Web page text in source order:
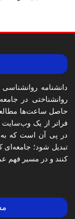
دانشنامه
روانشناختی در
حاصل ساعت‌ها
فراتر از یک
در پی آن است که به
تبدیل شود؛ جامعه‌ای
کنند و در مسیر فهم